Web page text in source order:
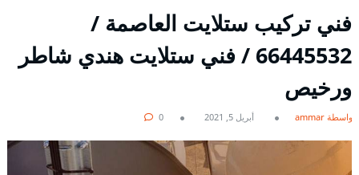
فني تركيب ستلايت العاصمة /
66445532 / فني ستلايت هندي شاطر
ورخيص
بواسطة ammar أبريل 5, 2021 0